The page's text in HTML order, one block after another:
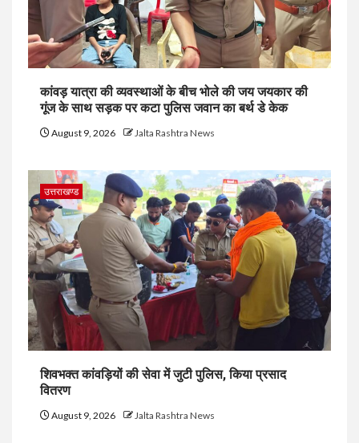
कांवड़ यात्रा की व्यवस्थाओं के बीच भोले की जय जयकार की
गूंज के साथ सड़क पर कटा पुलिस जवान का बर्थ डे केक
August 9, 2026 Jalta Rashtra News
उत्तराखण्ड
शिवभक्त कांवड़ियों की सेवा में जुटी पुलिस, किया प्रसाद
वितरण
August 9, 2026 Jalta Rashtra News